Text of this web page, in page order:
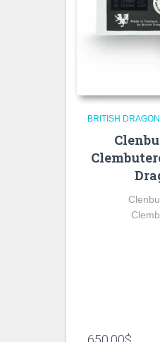
BRITISH DRAGON